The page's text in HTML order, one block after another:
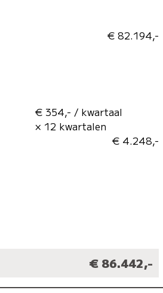
€ 82.194,-
€ 354,- / kwartaal
× 12 kwartalen
€ 4.248,-
€ 86.442,-